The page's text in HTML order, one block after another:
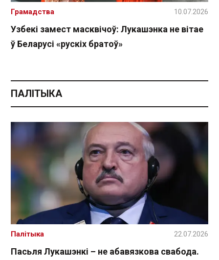
Узбекі замест масквічоў: Лукашэнка не вітае
ў Беларусі «рускіх братоў»
Грамадства 10.07.2026
ПАЛІТЫКА
Пасьля Лукашэнкі – не абавязкова свабода.
Палітыка 22.07.2026